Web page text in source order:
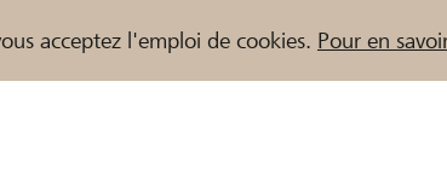
acceptez l'emploi de cookies. Pour en